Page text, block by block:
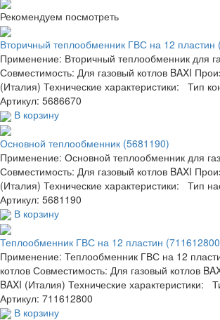
Рекомендуем посмотреть
Вторичный теплообменник ГВС на 12 пластин
Применение: Вторичный теплообменник для
Совместимость: Для газовый котлов BAXI
(Италия) Технические характеристики: Тип
Артикул: 5686670
В корзину
Основной теплообменник (5681190)
Применение: Основной теплообменник для
Совместимость: Для газовый котлов BAXI
(Италия) Технические характеристики: Тип
Артикул: 5681190
В корзину
Теплообменник ГВС на 12 пластин
Применение: Теплообменник ГВС на 12
котлов Совместимость: Для газовый котлов
BAXI (Италия) Технические характеристики:
Артикул: 711612800
В корзину